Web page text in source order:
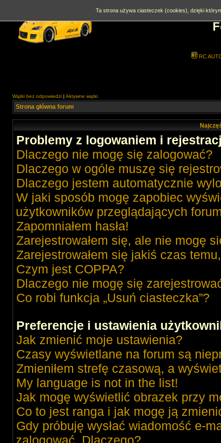
RC
Wątki bez odpowiedzi | Aktywne wątki
Strona główna forum
Problemy z logowaniem i
Dlaczego nie mogę się zalogować?
Dlaczego w ogóle muszę się
Dlaczego jestem automatycznie
W jaki sposób mogę zapobiec
użytkowników przeglądających
Zapomniałem hasła!
Zarejestrowałem się, ale nie mogę
Zarejestrowałem się jakiś czas
Czym jest COPPA?
Dlaczego nie mogę się
Co robi funkcja „Usuń ciasteczka”?
Preferencje i ustawienia
Jak zmienić moje ustawienia?
Czasy wyświetlane na forum są
Zmieniłem strefę czasową, a
My language is not in the list!
Jak mogę wyświetlić obrazek przy
Co to jest ranga i jak mogę ją
Gdy próbuję wysłać wiadomość e-
zalogować. Dlaczego?
Ta strona używa ciasteczek (cookies), dzięki